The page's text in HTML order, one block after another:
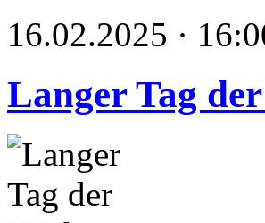
16.02.2025 ·
Langer Tag